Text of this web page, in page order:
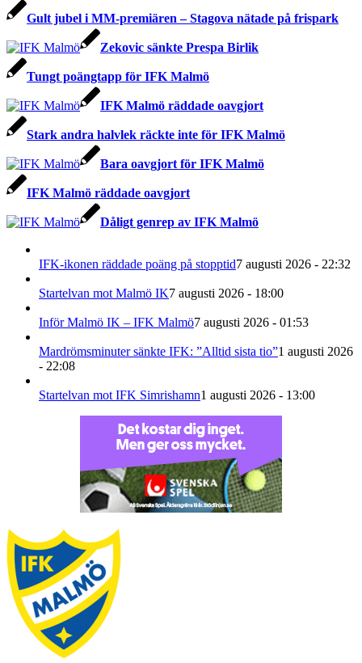
Gult jubel i MM-premiären – Stagova nätade på frispark
Zekovic sänkte Prespa Birlik
Tungt poängtapp för IFK Malmö
IFK Malmö räddade oavgjort
Stark andra halvlek räckte inte för IFK Malmö
Bara oavgjort för IFK Malmö
IFK Malmö räddade oavgjort
Dåligt genrep av IFK Malmö
IFK-ikonen räddade poäng på stopptid7 augusti 2026 - 22:32
Startelvan mot Malmö IK7 augusti 2026 - 18:00
Inför Malmö IK – IFK Malmö7 augusti 2026 - 01:53
Mardrömsminuter sänkte IFK: ”Alltid sista tio”1 augusti 2026
- 22:08
Startelvan mot IFK Simrishamn1 augusti 2026 - 13:00